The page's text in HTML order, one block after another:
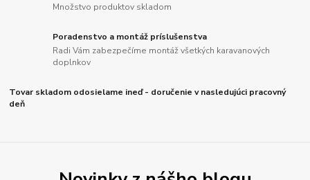
Množstvo produktov skladom
Poradenstvo a montáž príslušenstva
Radi Vám zabezpečíme montáž všetkých karavanových
doplnkov
Tovar skladom odosielame ineď - doručenie v nasledujúci pracovný
deň